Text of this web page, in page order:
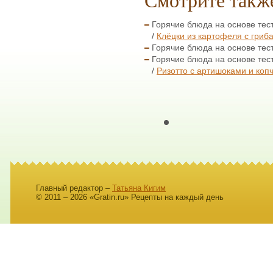
Горячие блюда на основе
Клёцки из картофеля с
Горячие блюда на основе
Горячие блюда на основе
Ризотто с артишоками и
Главный редактор – Татьяна Кигим
© 2011 – 2026 «Gratin.ru» Рецепты на каждый день